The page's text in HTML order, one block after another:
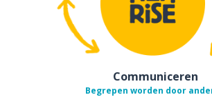
Communiceren
Begrepen worden door